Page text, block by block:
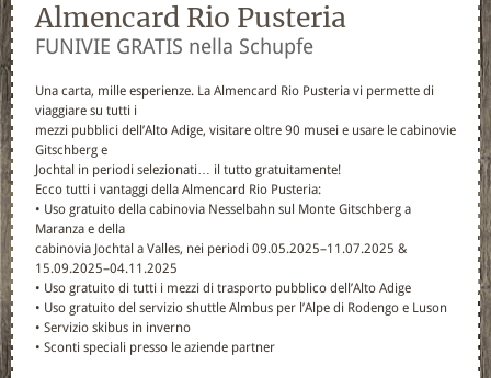
Almencard Rio Pusteria
FUNIVIE GRATIS nella Schupfe
Una carta, mille esperienze. La Almencard Rio Pusteria vi permette di
viaggiare su tutti i
mezzi pubblici dell’Alto Adige, visitare oltre 90 musei e usare le cabinovie
Gitschberg e
Jochtal in periodi selezionati… il tutto gratuitamente!
Ecco tutti i vantaggi della Almencard Rio Pusteria:
• Uso gratuito della cabinovia Nesselbahn sul Monte Gitschberg a
Maranza e della
cabinovia Jochtal a Valles, nei periodi 09.05.2025–11.07.2025 &
15.09.2025–04.11.2025
• Uso gratuito di tutti i mezzi di trasporto pubblico dell’Alto Adige
• Uso gratuito del servizio shuttle Almbus per l’Alpe di Rodengo e Luson
• Servizio skibus in inverno
• Sconti speciali presso le aziende partner